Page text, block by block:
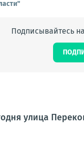
Подписывайтесь
улица